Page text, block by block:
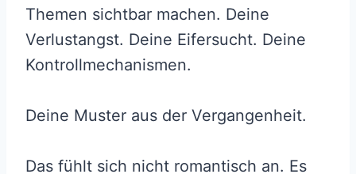
Themen sichtbar machen. Deine
Verlustangst. Deine Eifersucht. Deine
Kontrollmechanismen.
Deine Muster aus der Vergangenheit.
Das fühlt sich nicht romantisch an. Es